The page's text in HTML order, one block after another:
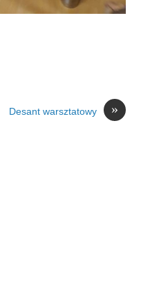
»
Desant warsztatowy